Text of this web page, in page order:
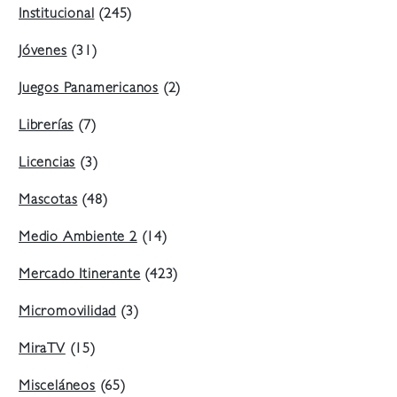
Institucional(245)
Jóvenes(31)
Juegos Panamericanos (2)
Librerías(7)
Licencias(3)
Mascotas(48)
Medio Ambiente 2(14)
Mercado Itinerante(423)
Micromovilidad(3)
MiraTV(15)
Misceláneos(65)